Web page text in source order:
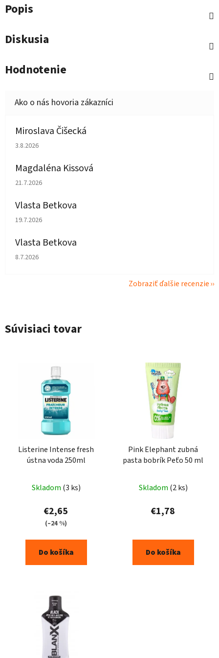
Popis
Diskusia
Hodnotenie
Miroslava Čišecká
Hodnotenie obchodu je 1 z 5 hviezdičiek.
3.8.2026
Magdaléna Kissová
Hodnotenie obchodu je 5 z 5 hviezdičiek.
21.7.2026
Vlasta Betkova
Hodnotenie obchodu je 5 z 5 hviezdičiek.
19.7.2026
Vlasta Betkova
Hodnotenie obchodu je 4 z 5 hviezdičiek.
8.7.2026
Zobraziť ďalšie recenzie
Súvisiaci tovar
Listerine Intense fresh
ústna voda 250ml
Skladom (3 ks)
€2,65
(–24 %)
Do košíka
Pink Elephant zubná
pasta bobrík Peťo 50 ml
Skladom (2 ks)
€1,78
Do košíka